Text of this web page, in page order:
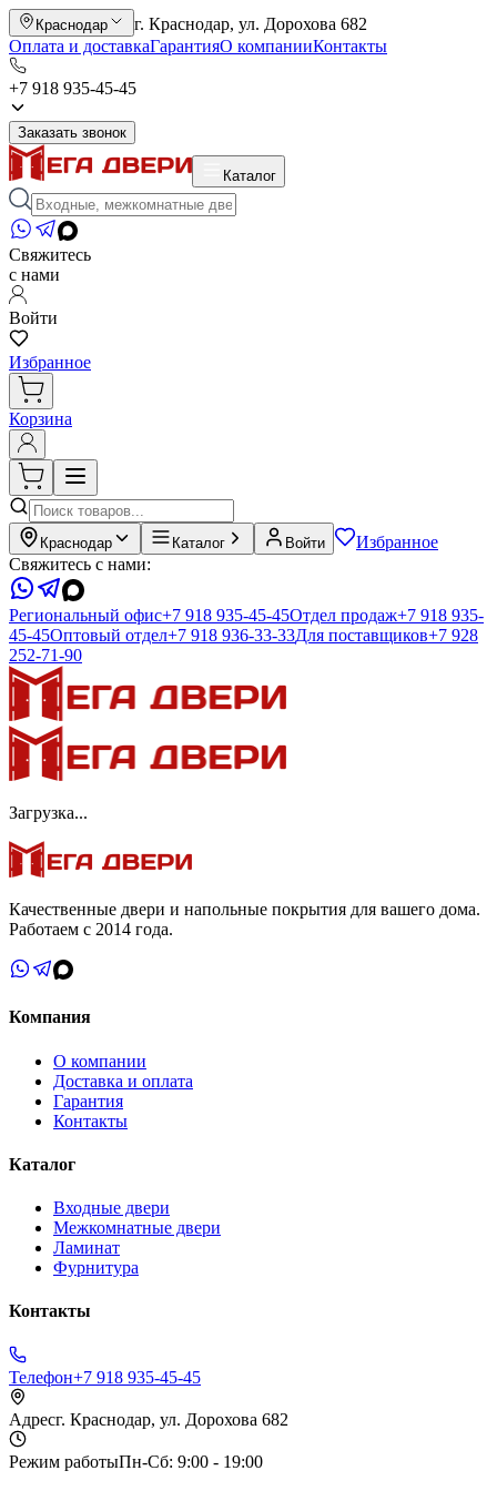
Краснодар
г. Краснодар, ул. Дорохова 682
Оплата и доставкаГарантияО компанииКонтакты
+7 918 935-45-45
Заказать звонок
Каталог
Свяжитесь
с нами
Войти
Избранное
Корзина
Краснодар Каталог Войти
Избранное
Свяжитесь с нами:
Региональный офис+7 918 935-45-45Отдел продаж+7 918 935-
45-45Оптовый отдел+7 918 936-33-33Для поставщиков+7 928
252-71-90
Загрузка...
Качественные двери и напольные покрытия для вашего дома.
Работаем с 2014 года.
Компания
О компании
Доставка и оплата
Гарантия
Контакты
Каталог
Входные двери
Межкомнатные двери
Ламинат
Фурнитура
Контакты
Телефон+7 918 935-45-45
Адресг. Краснодар, ул. Дорохова 682
Режим работыПн-Сб: 9:00 - 19:00